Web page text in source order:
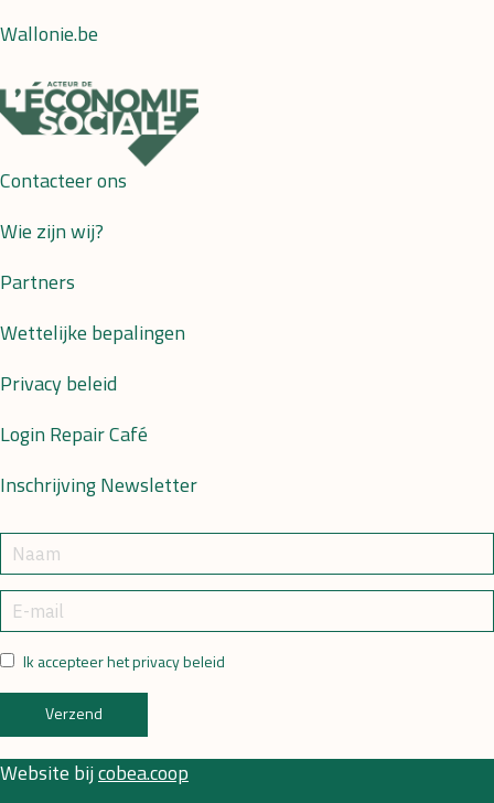
Wallonie.be
Contacteer ons
Wie zijn wij?
Partners
Wettelijke bepalingen
Privacy beleid
Login Repair Café
Inschrijving Newsletter
Ik accepteer het privacy beleid
Verzend
Website bijcobea.coop